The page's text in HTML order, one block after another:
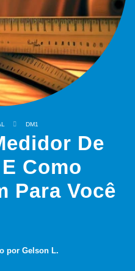
DM1
De
Como
Para Você
por Gelson L.